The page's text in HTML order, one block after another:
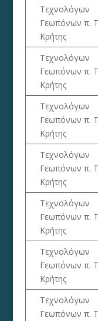
Τεχνολόγων
Γεωπόνων π.
Κρήτης
Τεχνολόγων
Γεωπόνων π.
Κρήτης
Τεχνολόγων
Γεωπόνων π.
Κρήτης
Τεχνολόγων
Γεωπόνων π.
Κρήτης
Τεχνολόγων
Γεωπόνων π.
Κρήτης
Τεχνολόγων
Γεωπόνων π.
Κρήτης
Τεχνολόγων
Γεωπόνων π.